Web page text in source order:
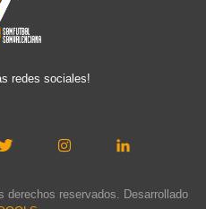
redes sociales!
reservados. Desarrollado